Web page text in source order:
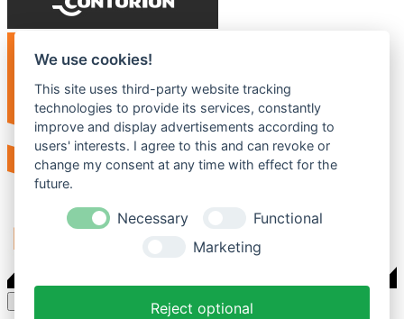
We use cookies!
This site uses third-party website tracking
technologies to provide its services, constantly
improve and display advertisements according to
users' interests. I agree to this and can revoke or
change my consent at any time with effect for the
future.
Necessary
Functional
Marketing
Reject optional